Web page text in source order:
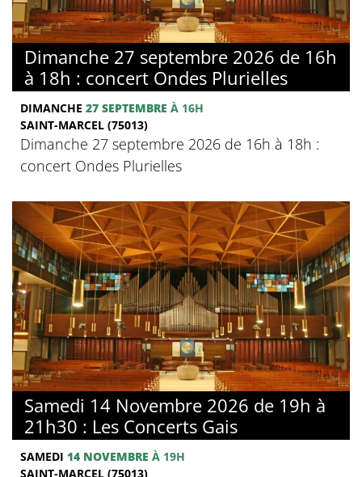
Dimanche 27 septembre 2026 de 16h
à 18h : concert Ondes Plurielles
DIMANCHE 27 SEPTEMBRE À 16H
SAINT-MARCEL (75013)
Dimanche 27 septembre 2026 de 16h à 18h :
concert Ondes Plurielles
Samedi 14 Novembre 2026 de 19h à
21h30 : Les Concerts Gais
SAMEDI 14 NOVEMBRE À 19H
SAINT-MARCEL (75013)